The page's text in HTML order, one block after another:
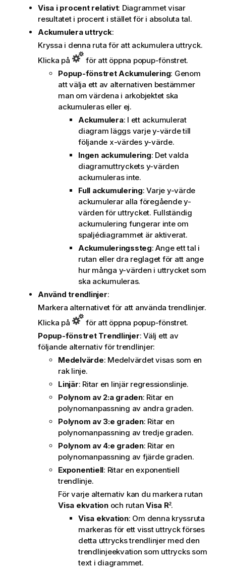
Visa i procent relativt: Diagrammet visar
resultatet i procent i stället för i absoluta tal.
Ackumulera uttryck:
Kryssa i denna ruta för att ackumulera uttryck.
Klicka på
för att öppna popup-fönstret.
Popup-fönstret Ackumulering: Genom
att välja ett av alternativen bestämmer
man om värdena i arkobjektet ska
ackumuleras eller ej.
Ackumulera: I ett ackumulerat
diagram läggs varje y-värde till
följande x-värdes y-värde.
Ingen ackumulering: Det valda
diagramuttryckets y-värden
ackumuleras inte.
Full ackumulering: Varje y-värde
ackumulerar alla föregående y-
värden för uttrycket. Fullständig
ackumulering fungerar inte om
spaljédiagrammet är aktiverat.
Ackumuleringssteg: Ange ett tal i
rutan eller dra reglaget för att ange
hur många y-värden i uttrycket som
ska ackumuleras.
Använd trendlinjer:
Markera alternativet för att använda trendlinjer.
Klicka på
för att öppna popup-fönstret.
Popup-fönstret Trendlinjer: Välj ett av
följande alternativ för trendlinjer:
Medelvärde: Medelvärdet visas som en
rak linje.
Linjär: Ritar en linjär regressionslinje.
Polynom av 2:a graden: Ritar en
polynomanpassning av andra graden.
Polynom av 3:e graden: Ritar en
polynomanpassning av tredje graden.
Polynom av 4:e graden: Ritar en
polynomanpassning av fjärde graden.
Exponentiell: Ritar en exponentiell
trendlinje.
För varje alternativ kan du markera rutan
Visa ekvationoch rutan Visa R2.
Visa ekvation: Om denna kryssruta
markeras för ett visst uttryck förses
detta uttrycks trendlinjer med den
trendlinjeekvation som uttrycks som
text i diagrammet.